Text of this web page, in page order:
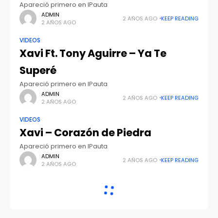
Apareció primero en IPauta
ADMIN
2 AÑOS AGO
2 AÑOS AGO KEEP READING
VIDEOS
Xavi Ft. Tony Aguirre – Ya Te
Superé
Apareció primero en IPauta
ADMIN
2 AÑOS AGO
2 AÑOS AGO KEEP READING
VIDEOS
Xavi – Corazón de Piedra
Apareció primero en IPauta
ADMIN
2 AÑOS AGO
2 AÑOS AGO KEEP READING